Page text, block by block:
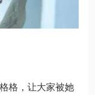
格，让大家被她